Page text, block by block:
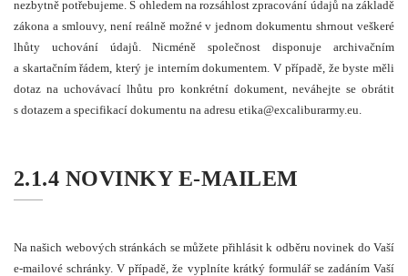
nezbytně potřebujeme. S ohledem na rozsáhlost zpracování údajů na základě
zákona a smlouvy, není reálně možné v jednom dokumentu shrnout veškeré
lhůty uchování údajů. Nicméně společnost disponuje archivačním
a skartačním řádem, který je interním dokumentem. V případě, že byste měli
dotaz na uchovávací lhůtu pro konkrétní dokument, neváhejte se obrátit
s dotazem a specifikací dokumentu na adresu etika@excaliburarmy.eu.
2.1.4 NOVINKY E-MAILEM
Na našich webových stránkách se můžete přihlásit k odběru novinek do Vaší
e-mailové schránky. V případě, že vyplníte krátký formulář se zadáním Vaší